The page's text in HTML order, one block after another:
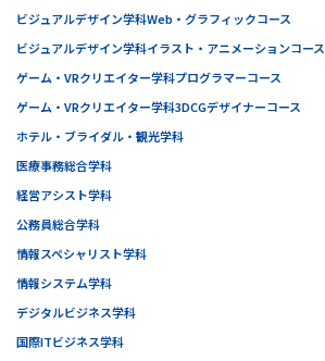
ビジュアルデザイン学科Web・グラフィックコース
ビジュアルデザイン学科イラスト・アニメーションコース
ゲーム・VRクリエイター学科プログラマーコース
ゲーム・VRクリエイター学科3DCGデザイナーコース
ホテル・ブライダル・観光学科
医療事務総合学科
経営アシスト学科
公務員総合学科
情報スペシャリスト学科
情報システム学科
デジタルビジネス学科
国際ITビジネス学科